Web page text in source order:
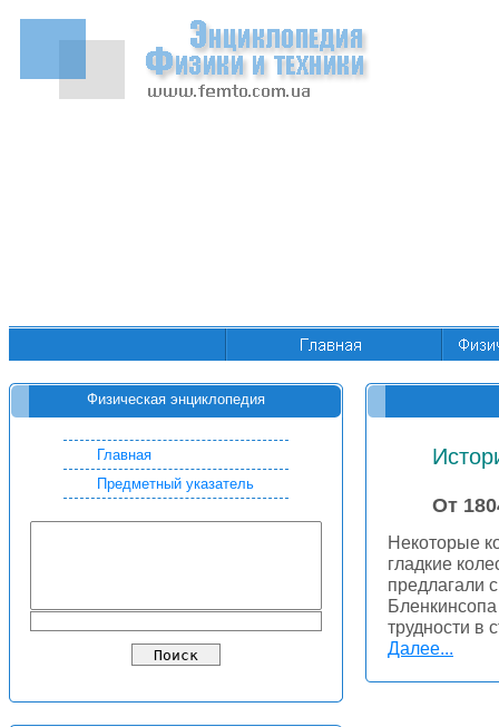
Физическая энциклопедия
Главная
Предметный указатель
От
Некоторые
гладкие
предлагали
трудности в
Далее...